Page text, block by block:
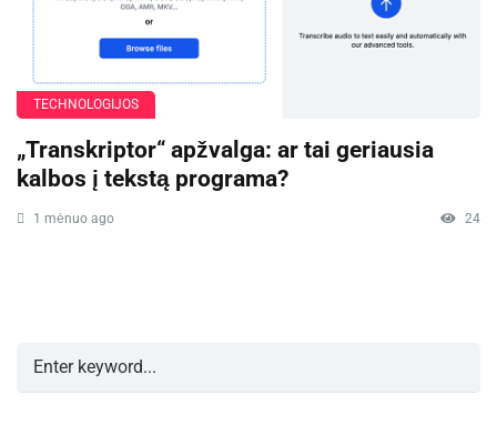
TECHNOLOGIJOS
„Transkriptor“ apžvalga: ar tai geriausia
kalbos į tekstą programa?
1 mėnuo ago 24